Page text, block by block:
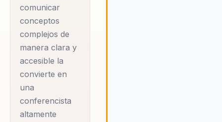
comunicar
conceptos
complejos de
manera clara y
accesible la
convierte en
una
conferencista
altamente